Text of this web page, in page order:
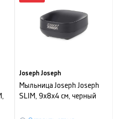
Joseph Joseph
Мыльница Joseph Joseph
SLIM, 9х8х4 см, черный